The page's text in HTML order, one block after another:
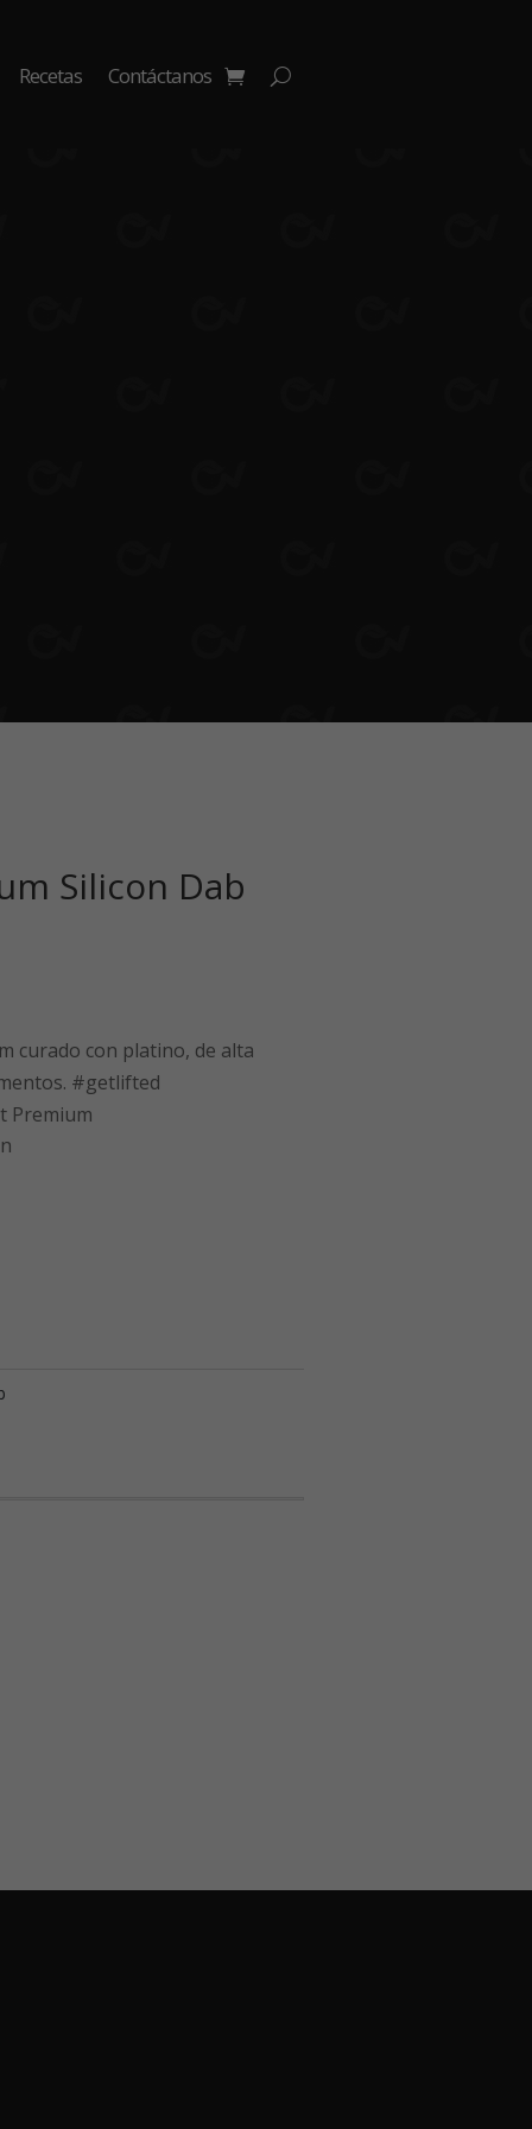
Recetas Contáctanos
Silicon Dab
curado con platino, de alta
#getlifted
Premium